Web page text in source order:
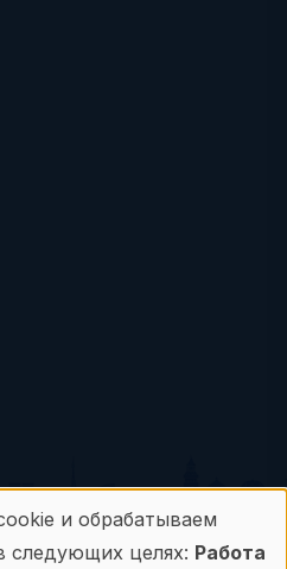
и обрабатываем
следующих целях: Работа